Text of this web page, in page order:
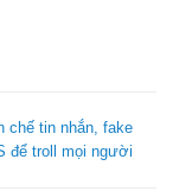
chế tin nhắn, fake
để troll mọi người